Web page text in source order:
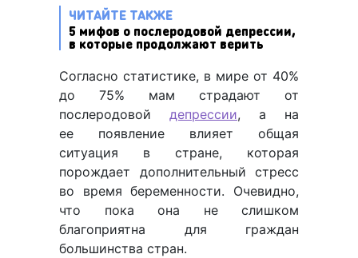
ЧИТАЙТЕ ТАКЖЕ
5 мифов о послеродовой депрессии,
в которые продолжают верить
Согласно статистике, в мире от 40%
до 75% мам страдают от
послеродовой депрессии, а на
ее появление влияет общая
ситуация в стране, которая
порождает дополнительный стресс
во время беременности. Очевидно,
что пока она не слишком
благоприятна для граждан
большинства стран.